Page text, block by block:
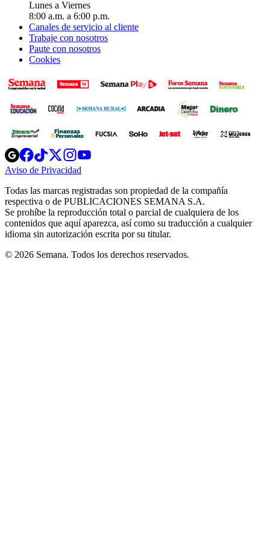
Lunes a Viernes
8:00 a.m. a 6:00 p.m.
Canales de servicio al cliente
Trabaje con nosotros
Paute con nosotros
Cookies
Opens
in
new
Opens
in
new
Opens
in
new
window
Opens
new
windowwindow
Aviso de Privacidad
new
window
Todas las marcas registradas son propiedad de la compañía
respectiva o de PUBLICACIONES SEMANA S.A.
Se prohíbe la reproducción total o parcial de cualquiera de los
contenidos que aquí aparezca, así como su traducción a cualquier
idioma sin autorización escrita por su titular.
© 2026 Semana. Todos los derechos reservados.